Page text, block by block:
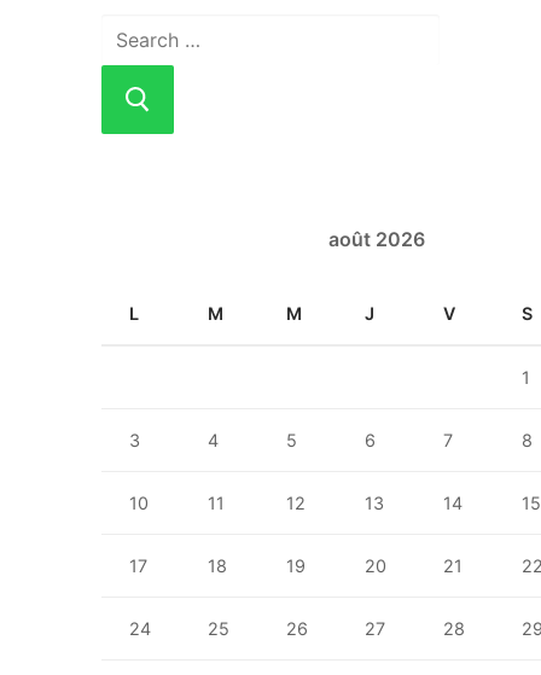
Rechercher
août 2026
L M M J V S
1
3 4 5 6 7 8
10 11 12 13 14 15
17 18 19 20 21
24 25 26 27 28